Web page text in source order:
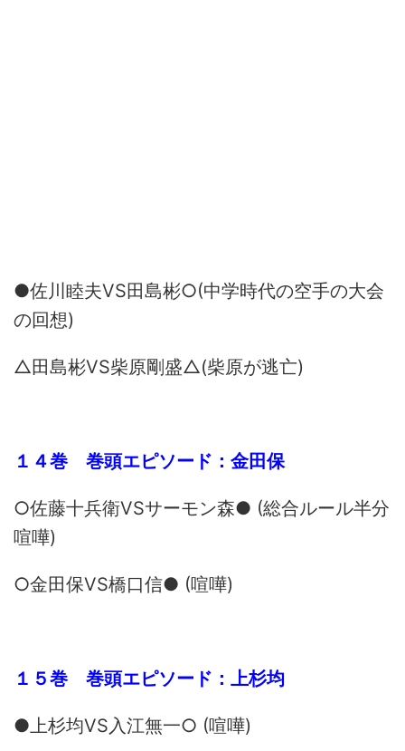
●佐川睦夫VS田島彬○(中学時代の空手の大会
の回想)
△田島彬VS柴原剛盛△(柴原が逃亡)
１４巻 巻頭エピソード：金田保
○佐藤十兵衛VSサーモン森● (総合ルール半分
喧嘩)
○金田保VS橋口信● (喧嘩)
１５巻 巻頭エピソード：上杉均
●上杉均VS入江無一○ (喧嘩)